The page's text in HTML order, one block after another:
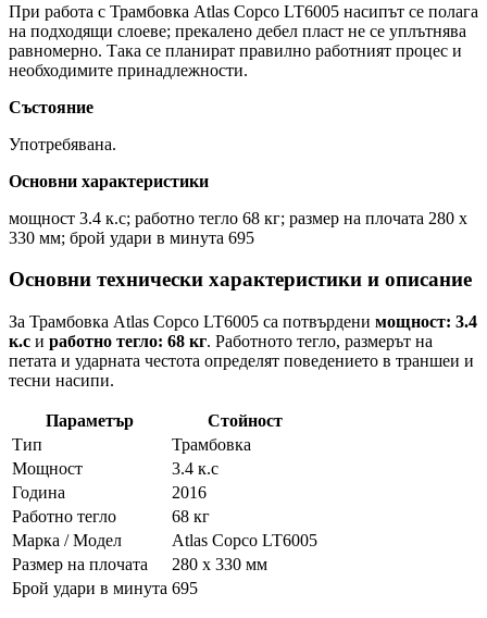
При работа с Трамбовка Atlas Copco LT6005 насипът се полага
на подходящи слоеве; прекалено дебел пласт не се уплътнява
равномерно. Така се планират правилно работният процес и
необходимите принадлежности.
Състояние
Употребявана.
Основни характеристики
мощност 3.4 к.с; работно тегло 68 кг; размер на плочата 280 x
330 мм; брой удари в минута 695
Основни технически характеристики и описание
За Трамбовка Atlas Copco LT6005 са потвърдени мощност: 3.4
к.с и работно тегло: 68 кг. Работното тегло, размерът на
петата и ударната честота определят поведението в траншеи и
тесни насипи.
Параметър
Стойност
Тип
Трамбовка
Мощност
3.4 к.с
Година
2016
Работно тегло
68 кг
Марка / Модел
Atlas Copco LT6005
Размер на плочата
280 x 330 мм
Брой удари в минута 695